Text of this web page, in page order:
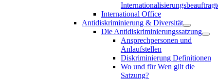
International Office
Antidiskriminierung & Diversität
Die Antidiskriminierungssatzung
Ansprechpersonen und
Anlaufstellen
Diskriminierung Definitionen
Wo und für Wen gilt die
Satzung?